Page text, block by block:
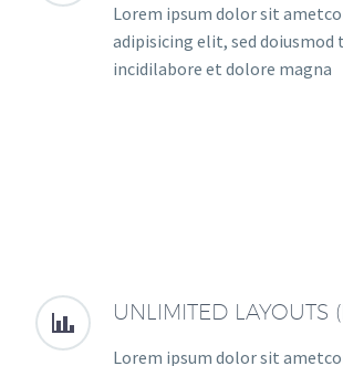
Lorem ipsum dolor sit
adipisicing elit, sed doiusmod
incidilabore et dolore magna

 UNLIMITED LAYOUTS
Lorem ipsum dolor sit